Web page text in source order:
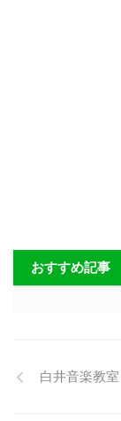
おすすめ記事
白井音楽教